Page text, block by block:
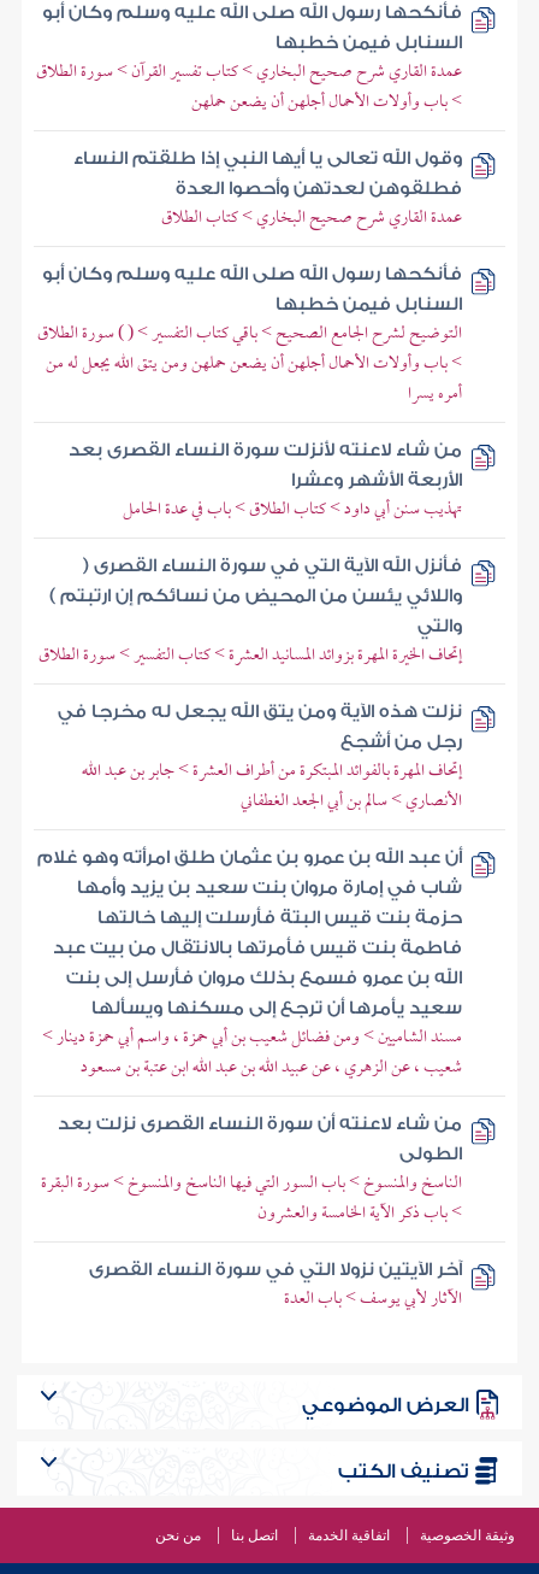
فأنكحها رسول الله صلى الله عليه وسلم وكان أبو
السنابل فيمن خطبها
عمدة القاري شرح صحيح البخاري > كتاب تفسير القرآن > سورة الطلاق
> باب وأولات الأحمال أجلهن أن يضعن حملهن
وقول الله تعالى يا أيها النبي إذا طلقتم النساء
فطلقوهن لعدتهن وأحصوا العدة
عمدة القاري شرح صحيح البخاري > كتاب الطلاق
فأنكحها رسول الله صلى الله عليه وسلم وكان أبو
السنابل فيمن خطبها
التوضيح لشرح الجامع الصحيح > باقي كتاب التفسير > ( ) سورة الطلاق
> باب وأولات الأحمال أجلهن أن يضعن حملهن ومن يتق الله يجعل له من
أمره يسرا
من شاء لاعنته لأنزلت سورة النساء القصرى بعد
الأربعة الأشهر وعشرا
تهذيب سنن أبي داود > كتاب الطلاق > باب في عدة الحامل
فأنزل الله الآية التي في سورة النساء القصرى (
واللائي يئسن من المحيض من نسائكم إن ارتبتم )
والتي
إتحاف الخيرة المهرة بزوائد المسانيد العشرة > كتاب التفسير > سورة الطلاق
نزلت هذه الآية ومن يتق الله يجعل له مخرجا في
رجل من أشجع
إتحاف المهرة بالفوائد المبتكرة من أطراف العشرة > جابر بن عبد الله
الأنصاري > سالم بن أبي الجعد الغطفاني
أن عبد الله بن عمرو بن عثمان طلق امرأته وهو غلام
شاب في إمارة مروان بنت سعيد بن يزيد وأمها
حزمة بنت قيس البتة فأرسلت إليها خالتها
فاطمة بنت قيس فأمرتها بالانتقال من بيت عبد
الله بن عمرو فسمع بذلك مروان فأرسل إلى بنت
سعيد يأمرها أن ترجع إلى مسكنها ويسألها
مسند الشاميين > ومن فضائل شعيب بن أبي حمزة ، واسم أبي حمزة دينار >
شعيب ، عن الزهري ، عن عبيد الله بن عبد الله ابن عتبة بن مسعود
من شاء لاعنته أن سورة النساء القصرى نزلت بعد
الطولى
الناسخ والمنسوخ > باب السور التي فيها الناسخ والمنسوخ > سورة البقرة
> باب ذكر الآية الخامسة والعشرون
آخر الآيتين نزولا التي في سورة النساء القصرى
الآثار لأبي يوسف > باب العدة
العرض الموضوعي
تصنيف الكتب
وثيقة الخصوصية اتفاقية الخدمة اتصل بنا من نحن